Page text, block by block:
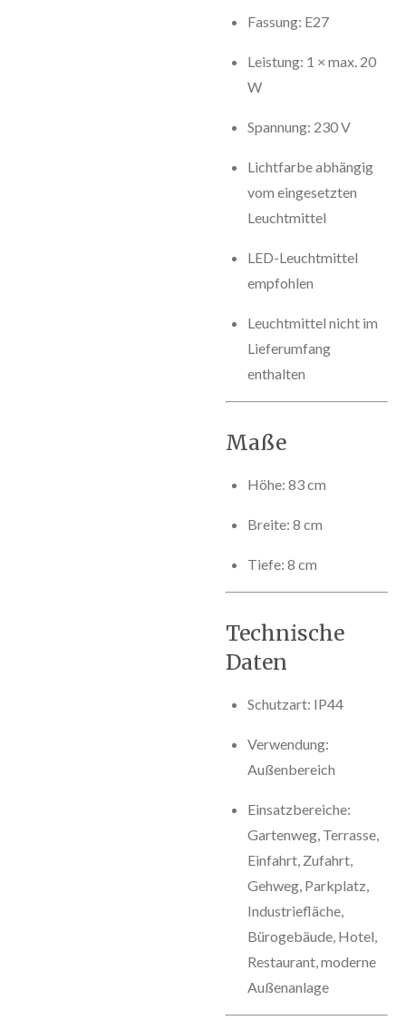
Fassung: E27
Leistung: 1 × max. 20
W
Spannung: 230 V
Lichtfarbe abhängig
vom eingesetzten
Leuchtmittel
LED-Leuchtmittel
empfohlen
Leuchtmittel nicht im
Lieferumfang
enthalten
Maße
Höhe: 83 cm
Breite: 8 cm
Tiefe: 8 cm
Technische
Daten
Schutzart: IP44
Verwendung:
Außenbereich
Einsatzbereiche:
Gartenweg, Terrasse,
Einfahrt, Zufahrt,
Gehweg, Parkplatz,
Industriefläche,
Bürogebäude, Hotel,
Restaurant, moderne
Außenanlage